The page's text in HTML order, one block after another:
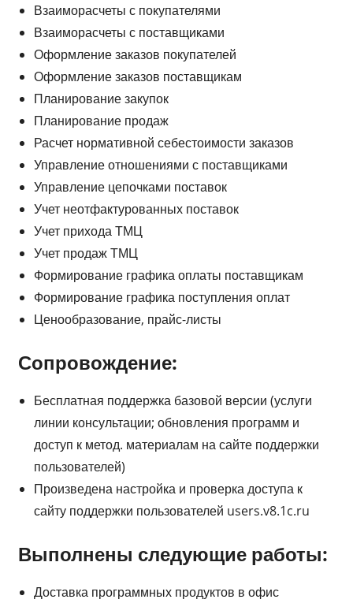
Взаиморасчеты с покупателями
Взаиморасчеты с поставщиками
Оформление заказов покупателей
Оформление заказов поставщикам
Планирование закупок
Планирование продаж
Расчет нормативной себестоимости заказов
Управление отношениями с поставщиками
Управление цепочками поставок
Учет неотфактурованных поставок
Учет прихода ТМЦ
Учет продаж ТМЦ
Формирование графика оплаты поставщикам
Формирование графика поступления оплат
Ценообразование, прайс-листы
Сопровождение:
Бесплатная поддержка базовой версии (услуги
линии консультации; обновления программ и
доступ к метод. материалам на сайте поддержки
пользователей)
Произведена настройка и проверка доступа к
сайту поддержки пользователей users.v8.1c.ru
Выполнены следующие работы:
Доставка программных продуктов в офис